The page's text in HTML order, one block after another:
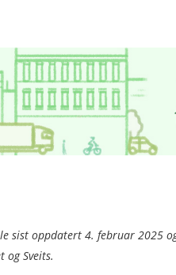
sist oppdatert 4. februar 2025
og Sveits.